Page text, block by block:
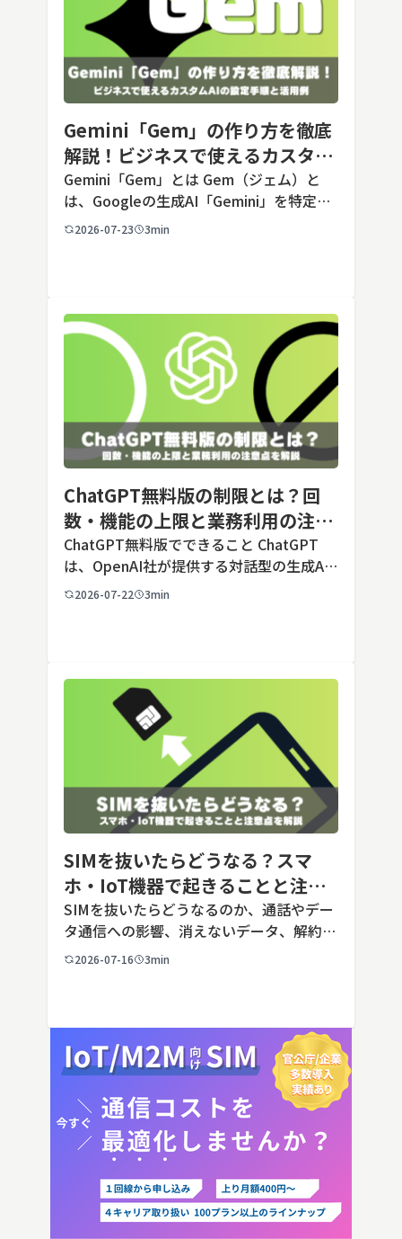
Gemini「Gem」の作り方を徹底
解説！ビジネスで使えるカスタム
AIの設定手順と活用例
Gemini「Gem」とは Gem（ジェム）と
は、Googleの生成AI「Gemini」を特定の
用途に合わせてカスタマイズできる機能で
2026-07-23 3min
ChatGPT無料版の制限とは？回
数・機能の上限と業務利用の注意
点を解説【2026年最新】
ChatGPT無料版でできること ChatGPT
は、OpenAI社が提供する対話型の生成AI
サービスです。アカウントを登録すれば無
2026-07-22 3min
SIMを抜いたらどうなる？スマ
ホ・IoT機器で起きることと注意
点を解説
SIMを抜いたらどうなるのか、通話やデー
タ通信への影響、消えないデータ、解約や
端末譲渡時の注意点を整理。さらに法人・
2026-07-16 3min